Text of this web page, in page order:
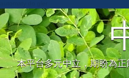
本平台多元中立，期盼為